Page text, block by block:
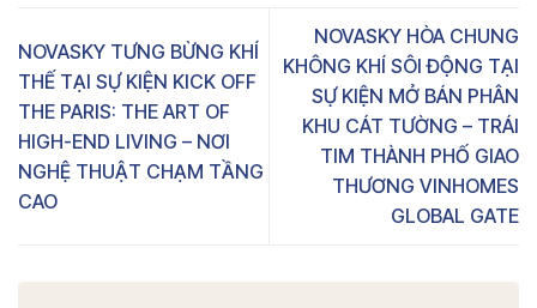
NOVASKY TƯNG BỪNG KHÍ
THẾ TẠI SỰ KIỆN KICK OFF
THE PARIS: THE ART OF
HIGH-END LIVING – NƠI
NGHỆ THUẬT CHẠM TẦNG
CAO
NOVASKY HÒA CHUNG
KHÔNG KHÍ SÔI ĐỘNG TẠI
SỰ KIỆN MỞ BÁN PHÂN
KHU CÁT TƯỜNG – TRÁI
TIM THÀNH PHỐ GIAO
THƯƠNG VINHOMES
GLOBAL GATE